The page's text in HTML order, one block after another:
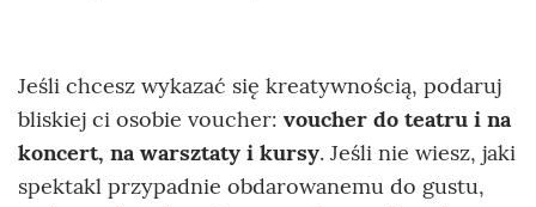
Jeśli chcesz wykazać się kreatywnością, podaruj
bliskiej ci osobie voucher: voucher do teatru i na
koncert, na warsztaty i kursy. Jeśli nie wiesz, jaki
spektakl przypadnie obdarowanemu do gustu,